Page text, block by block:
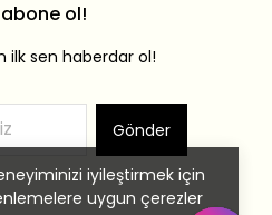
iyileştirmek için
uygun çerezler
ol!
ilk sen haberdar ol!
Gönder